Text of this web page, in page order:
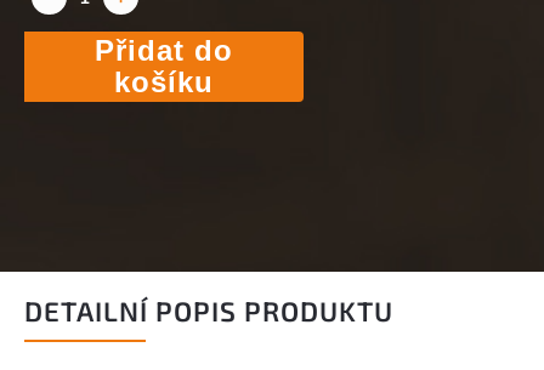
Přidat do
košíku
DETAILNÍ POPIS PRODUKTU